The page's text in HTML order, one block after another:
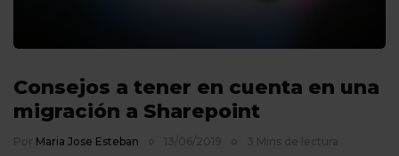
Consejos a tener en cuenta en una
migración a Sharepoint
Por Maria Jose Esteban 13/06/2019 3 Mins de lectura